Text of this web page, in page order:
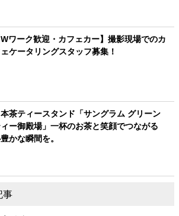
Wワーク歓迎・カフェカー】撮影現場でのカ
ケータリングスタッフ募集！
本茶ティースタンド「サングラム グリーン
ー御殿場」一杯のお茶と笑顔でつながる
かな瞬間を。
事